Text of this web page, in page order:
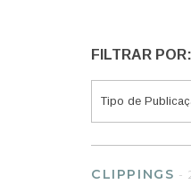
FILTRAR POR:
CLIPPINGS -